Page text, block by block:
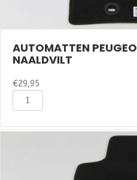
AUTOMATTEN
NAALDVILT
€29,95
Automatten
Peugeot
(